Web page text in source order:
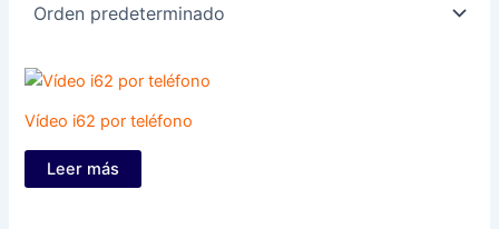
Vídeo i62 por teléfono
Leer más